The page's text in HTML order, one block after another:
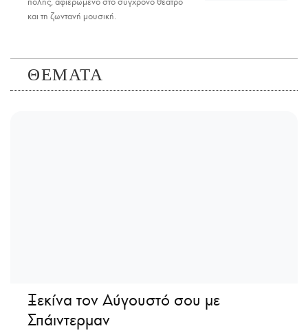
και τη ζωντανή μουσική.
ΘΕΜΑΤΑ
Ξεκίνα τον Αύγουστό σου με
Σπάιντερμαν